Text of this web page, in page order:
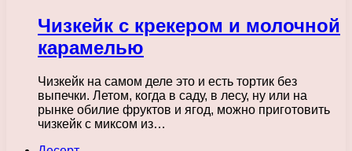
Чизкейк с крекером и молочной
карамелью
Чизкейк на самом деле это и есть тортик без
выпечки. Летом, когда в саду, в лесу, ну или на
рынке обилие фруктов и ягод, можно приготовить
чизкейк с миксом из…